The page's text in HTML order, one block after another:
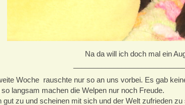
Na da will ich doch mal ein
Woche rauschte nur so an uns vorbei. Es gab
langsam machen die Welpen nur noch Freude.
gut zu und scheinen mit sich und der Welt zufrieden